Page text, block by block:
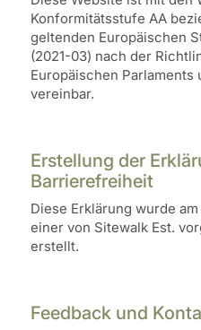
Konformitätsstufe AA
geltenden Europäischen
(2021-03) nach der
Europäischen Parlaments
vereinbar.
Erstellung der
Barrierefreiheit
Diese Erklärung wurde
einer von Sitewalk Est.
erstellt.
Feedback und